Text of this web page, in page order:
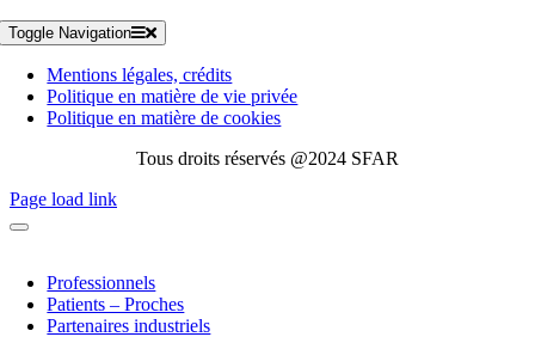
Toggle Navigation
Mentions légales, crédits
Politique en matière de vie privée
Politique en matière de cookies
Tous droits réservés @2024 SFAR
Page load link
Professionnels
Patients – Proches
Partenaires industriels